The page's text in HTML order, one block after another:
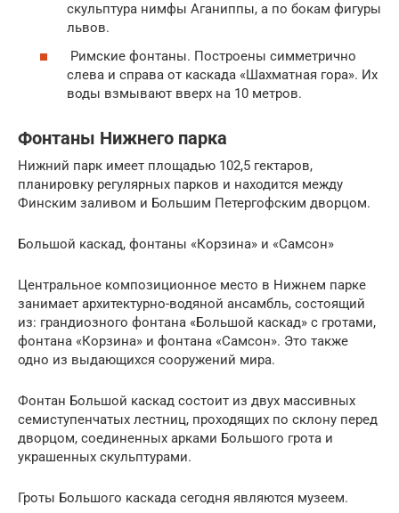
скульптура нимфы Аганиппы, а по бокам фигуры
львов.
Римские фонтаны. Построены симметрично
слева и справа от каскада «Шахматная гора». Их
воды взмывают вверх на 10 метров.
Фонтаны Нижнего парка
Нижний парк имеет площадью 102,5 гектаров,
планировку регулярных парков и находится между
Финским заливом и Большим Петергофским дворцом.
Большой каскад, фонтаны «Корзина» и «Самсон»
Центральное композиционное место в Нижнем парке
занимает архитектурно-водяной ансамбль, состоящий
из: грандиозного фонтана «Большой каскад» с гротами,
фонтана «Корзина» и фонтана «Самсон». Это также
одно из выдающихся сооружений мира.
Фонтан Большой каскад состоит из двух массивных
семиступенчатых лестниц, проходящих по склону перед
дворцом, соединенных арками Большого грота и
украшенных скульптурами.
Гроты Большого каскада сегодня являются музеем.